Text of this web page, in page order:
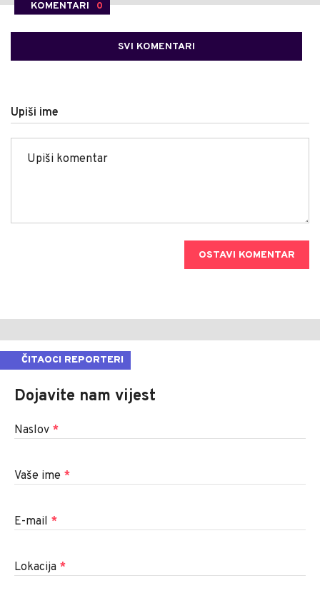
KOMENTARI 0
SVI KOMENTARI
Upiši ime
OSTAVI KOMENTAR
ČITAOCI REPORTERI
Dojavite nam vijest
Naslov *
Vaše ime *
E-mail *
Lokacija *